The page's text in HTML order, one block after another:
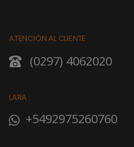
ATENCIÓN AL CLIENTE
(0297) 4062020
LARA
+5492975260760